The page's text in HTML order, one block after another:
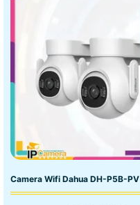
Camera Wifi Dahua DH-P5B-PV